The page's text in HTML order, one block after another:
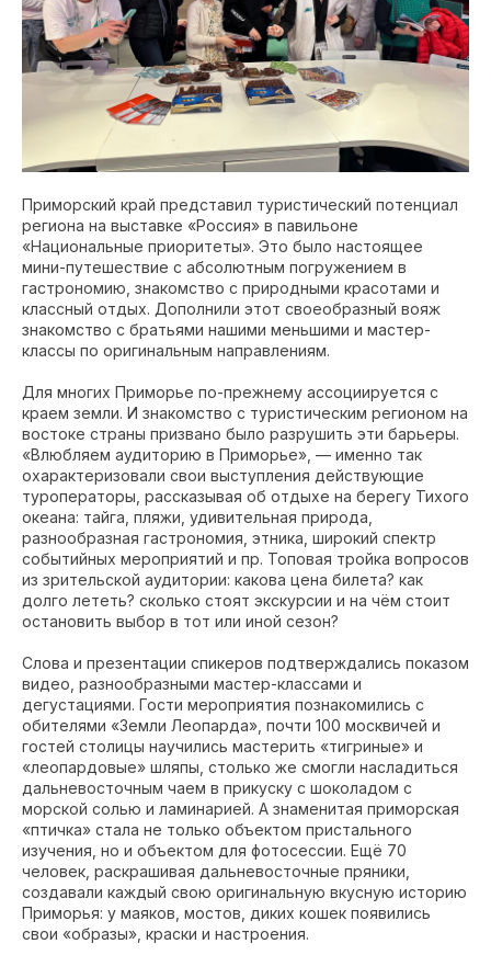
Приморский край представил туристический потенциал
региона на выставке «Россия» в павильоне
«Национальные приоритеты». Это было настоящее
мини-путешествие с абсолютным погружением в
гастрономию, знакомство с природными красотами и
классный отдых. Дополнили этот своеобразный вояж
знакомство с братьями нашими меньшими и мастер-
классы по оригинальным направлениям.
Для многих Приморье по-прежнему ассоциируется с
краем земли. И знакомство с туристическим регионом на
востоке страны призвано было разрушить эти барьеры.
«Влюбляем аудиторию в Приморье», — именно так
охарактеризовали свои выступления действующие
туроператоры, рассказывая об отдыхе на берегу Тихого
океана: тайга, пляжи, удивительная природа,
разнообразная гастрономия, этника, широкий спектр
событийных мероприятий и пр. Топовая тройка вопросов
из зрительской аудитории: какова цена билета? как
долго лететь? сколько стоят экскурсии и на чём стоит
остановить выбор в тот или иной сезон?
Слова и презентации спикеров подтверждались показом
видео, разнообразными мастер-классами и
дегустациями. Гости мероприятия познакомились с
обителями «Земли Леопарда», почти 100 москвичей и
гостей столицы научились мастерить «тигриные» и
«леопардовые» шляпы, столько же смогли насладиться
дальневосточным чаем в прикуску с шоколадом с
морской солью и ламинарией. А знаменитая приморская
«птичка» стала не только объектом пристального
изучения, но и объектом для фотосессии. Ещё 70
человек, раскрашивая дальневосточные пряники,
создавали каждый свою оригинальную вкусную историю
Приморья: у маяков, мостов, диких кошек появились
свои «образы», краски и настроения.